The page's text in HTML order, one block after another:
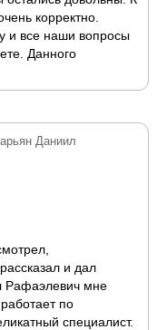
корректно.
и все наши вопросы
Данного
Даниил
и дал
Рафаэлевич мне
по
специалист.